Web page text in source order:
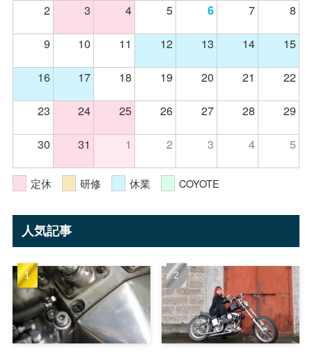
2
3 4 5 6 7
8
9
10 11 12 13 14
15
16
17 18 19 20 21
22
23
24 25 26 27 28
29
30
31 1 2 3 4 5
定休 研修 休業 COYOTE
人気記事